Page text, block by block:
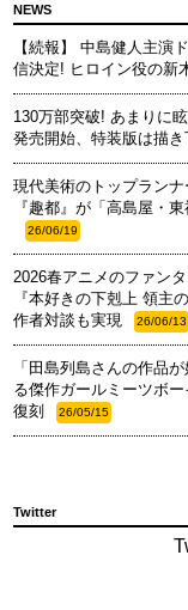
NEWS
【続報】 中島健人主演
信決定! ヒロイン役の新
130万部突破! あまりに
発売開始、特装版は描
現代美術のトップラン
『趣都』が「高島屋・
26/06/19
2026春アニメのファン
『本好きの下剋上 領
作者対談も実現
26/06/13
「田島列島さんの作品
る傑作ガールミーツボ
復刻
26/05/15
Twitter